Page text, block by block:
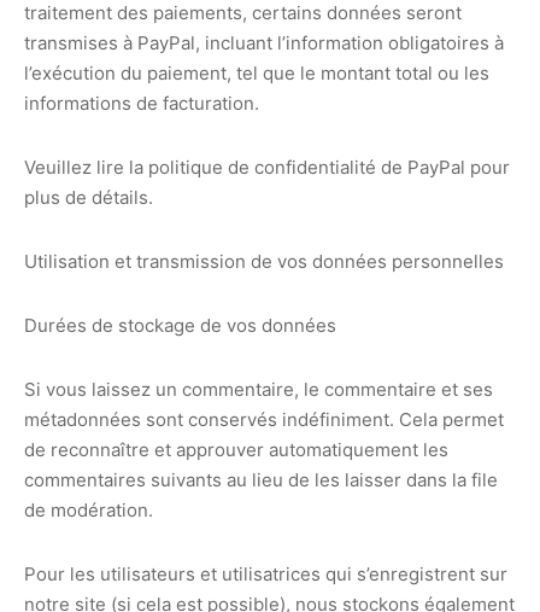
traitement des paiements, certains données seront
transmises à PayPal, incluant l’information obligatoires à
l’exécution du paiement, tel que le montant total ou les
informations de facturation.
Veuillez lire la politique de confidentialité de PayPal pour
plus de détails.
Utilisation et transmission de vos données personnelles
Durées de stockage de vos données
Si vous laissez un commentaire, le commentaire et ses
métadonnées sont conservés indéfiniment. Cela permet
de reconnaître et approuver automatiquement les
commentaires suivants au lieu de les laisser dans la file
de modération.
Pour les utilisateurs et utilisatrices qui s’enregistrent sur
notre site (si cela est possible), nous stockons également